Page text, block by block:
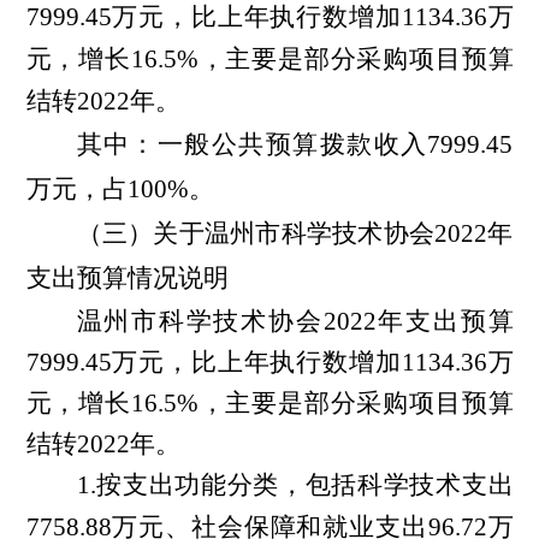
7999.45万元，比上年执行数增加 1134.36万
元，增长16.5%， 主要是部分采购项目预算
结转2022年。
其中：一般公共预算拨款收入7999.45
万元，占100%。
（三）关于温州市科学技术协会2022年
支出预算情况说明
温州市科学技术协会2022年支出预算
7999.45万元，比上年执行数增加 1134.36万
元，增长16.5%， 主要是部分采购项目预算
结转2022年。
1.按支出功能分类，包括科学技术支出
7758.88万元、社会保障和就业支出96.72万